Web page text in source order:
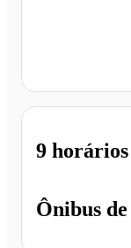
Ônibus de
9 horários